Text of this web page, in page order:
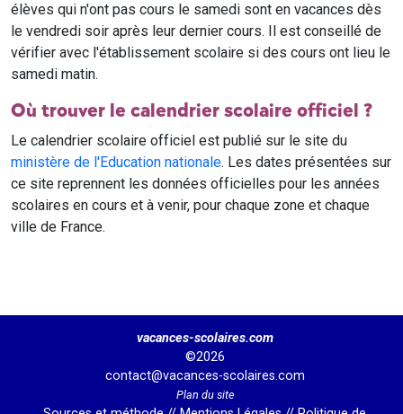
élèves qui n'ont pas cours le samedi sont en vacances dès
le vendredi soir après leur dernier cours. Il est conseillé de
vérifier avec l'établissement scolaire si des cours ont lieu le
samedi matin.
Où trouver le calendrier scolaire officiel ?
Le calendrier scolaire officiel est publié sur le site du
ministère de l'Education nationale. Les dates présentées sur
ce site reprennent les données officielles pour les années
scolaires en cours et à venir, pour chaque zone et chaque
ville de France.
vacances-scolaires.com
©2026
contact@vacances-scolaires.com
Plan du site